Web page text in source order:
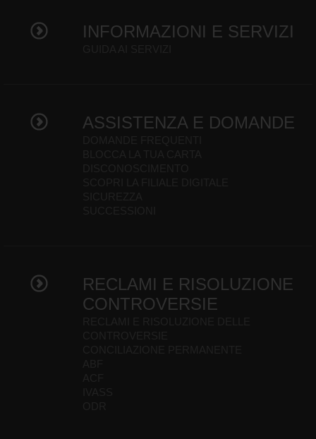
INFORMAZIONI E SERVIZI
ASSISTENZA E DOMANDE
RECLAMI E RISOLUZIONE
CONTROVERSIE